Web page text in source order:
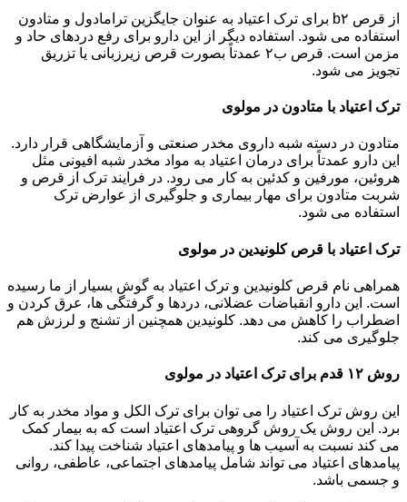
از قرص b۲ برای ترک اعتیاد به عنوان جایگزین ترامادول و متادون
استفاده می شود. استفاده دیگر از این دارو برای رفع دردهای حاد و
مزمن است. قرص ب۲ عمدتاً بصورت قرص زیرزبانی یا تزریق
تجویز می شود.
ترک اعتیاد با متادون در مولوی
متادون در دسته شبه داروی مخدر صنعتی و آزمایشگاهی قرار دارد.
این دارو عمدتاً برای درمان اعتیاد به مواد مخدر شبه افیونی مثل
هروئین، مورفین و کدئین به کار می رود. در فرایند ترک از قرص و
شربت متادون برای مهار بیماری و جلوگیری از عوارض ترک
استفاده می شود.
ترک اعتیاد با قرص کلونیدین در مولوی
همراهی نام قرص کلونیدین و ترک اعتیاد به گوش بسیار از ما رسیده
است. این دارو انقباضات عضلانی، دردها و گرفتگی ها، عرق کردن و
اضطراب را کاهش می دهد. کلونیدین همچنین از تشنج و لرزش هم
جلوگیری می کند.
روش ۱۲ قدم برای ترک اعتیاد در مولوی
این روش ترک اعتیاد را می توان برای ترک الکل و مواد مخدر به کار
برد. این روش یک روش گروهی ترک اعتیاد است که به بیمار کمک
می کند نسبت به آسیب ها و پیامدهای اعتیاد شناخت پیدا کند.
پیامدهای اعتیاد می تواند شامل پیامدهای اجتماعی، عاطفی، روانی
و جسمی باشد.